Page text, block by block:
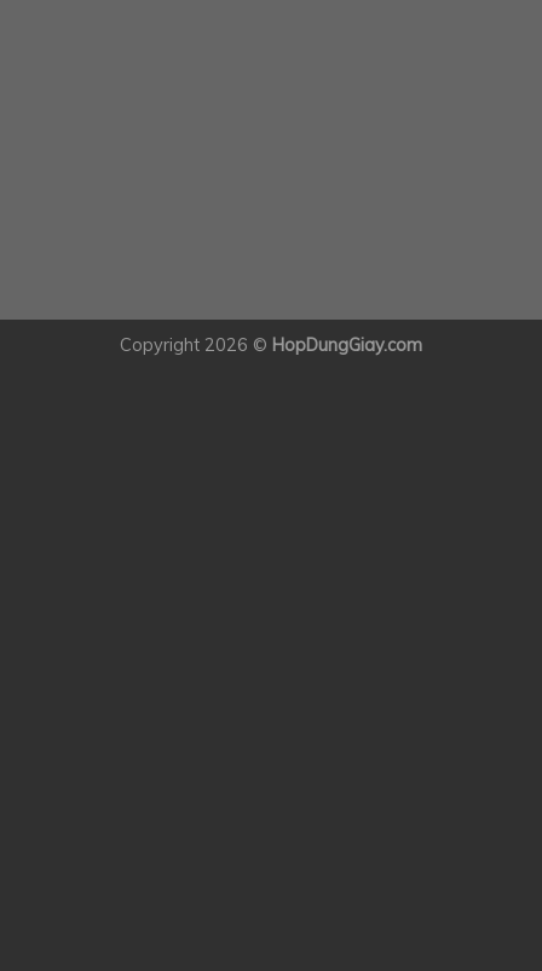
Copyright 2026 © HopDungGiay.com